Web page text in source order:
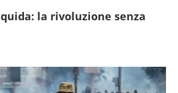
la rivoluzione senza